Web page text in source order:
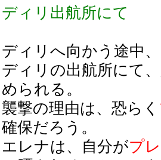
ディリ出航所にて
ディリへ向かう途中
ディリの出航所にて
められる。
襲撃の理由は、恐らく
確保だろう。
エレナは、自分がプ